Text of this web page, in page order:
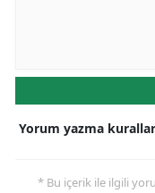
Yorum yazma
* Bu içerik ile ilgili